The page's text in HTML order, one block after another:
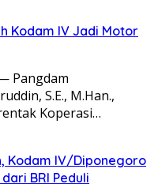
Kodam IV Jadi Motor
Pangdam
S.E., M.Han.,
Koperasi…
Kodam IV/Diponegoro
BRI Peduli